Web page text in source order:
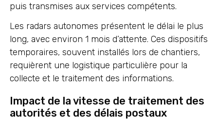
puis transmises aux services compétents.
Les radars autonomes présentent le délai le plus
long, avec environ 1 mois d’attente. Ces dispositifs
temporaires, souvent installés lors de chantiers,
requièrent une logistique particulière pour la
collecte et le traitement des informations.
Impact de la vitesse de traitement des
autorités et des délais postaux